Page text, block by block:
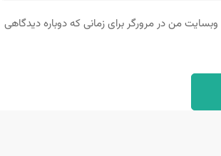
وبسایت من در مرورگر برای زمانی که دوباره دیدگاهی